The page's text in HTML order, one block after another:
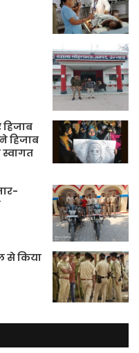
हिजाब
हिजाब
स्वागत
से किया